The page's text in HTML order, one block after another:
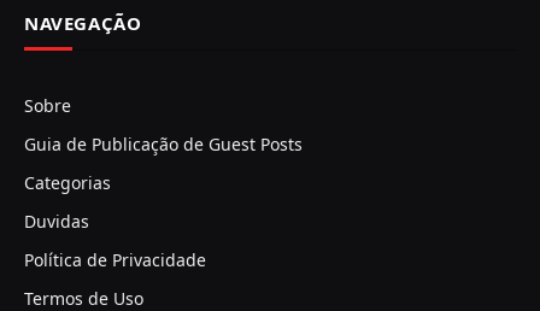
NAVEGAÇÃO
Sobre
Guia de Publicação de Guest Posts
Categorias
Duvidas
Política de Privacidade
Termos de Uso